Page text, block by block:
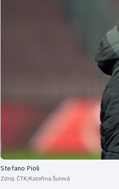
Futsal
Golf
Stefano Pioli
Zdroj: ČTK/Kateřina Šulová